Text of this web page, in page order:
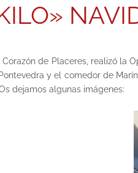
de Placeres, realizó la
y el comedor de
dejamos algunas imágenes: